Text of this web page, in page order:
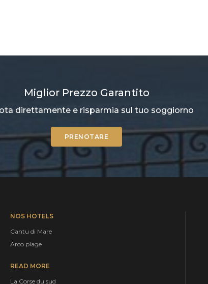
Miglior Prezzo Garantito
direttamente e risparmia sul tuo soggiorno
PRENOTARE
NOS HOTELS
Cantu di Mare
Arco plage
READ MORE
La Corse du sud